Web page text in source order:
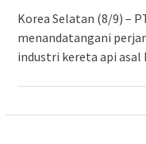
Korea Selatan (8/9) –
menandatangani
industri kereta api asal